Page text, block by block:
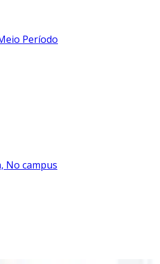
Período
No campus